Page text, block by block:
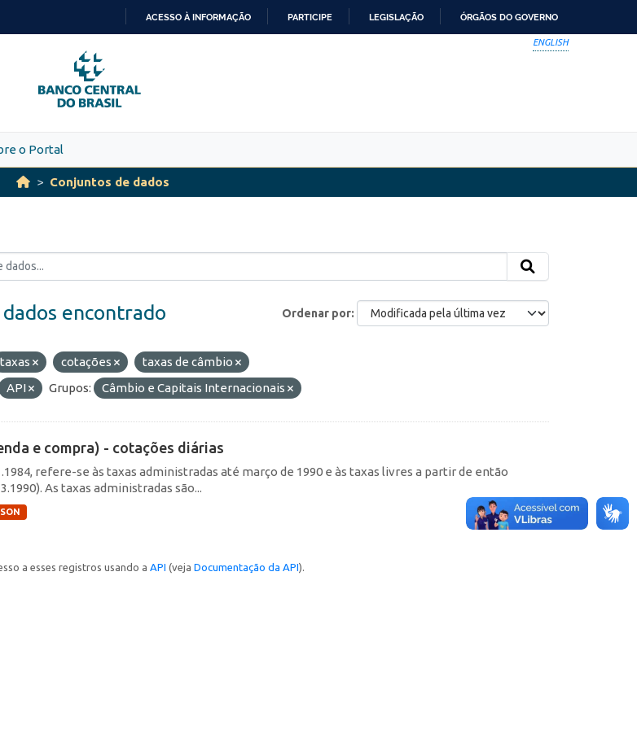
PARA
O
CONTEÚDO
ACESSO À INFORMAÇÃO PARTICIPE LEGISLAÇÃO ÓRGÃOS DO GOVERNO
ENGLISH
o Portal
Conjuntos de dados
Ordenar por
encontrado
taxas cotações
taxas de câmbio
API Grupos: Câmbio e Capitais Internacionais
e compra) - cotações diárias
refere-se às taxas administradas até março de 1990 e às taxas livres a partir de então
As taxas administradas são...
a esses registros usando a API (veja Documentação da API).